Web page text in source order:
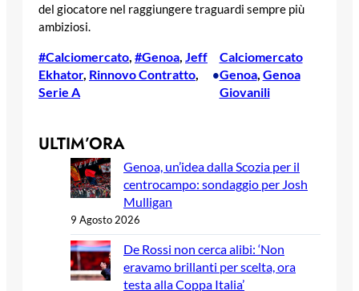
del giocatore nel raggiungere traguardi sempre più
ambiziosi.
#Calciomercato #Genoa Jeff
Ekhator, Rinnovo Contratto
Serie A
•
Calciomercato
Genoa, Genoa
Giovanili
ULTIM’ORA
Genoa, un’idea dalla Scozia per il
centrocampo: sondaggio per Josh
Mulligan
9 Agosto 2026
De Rossi non cerca alibi: ‘Non
eravamo brillanti per scelta, ora
testa alla Coppa Italia’